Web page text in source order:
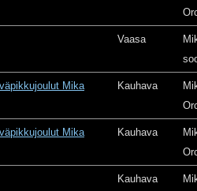
Vaasa
Mika
Kauhava
Mika
Kauhava
Kauhava